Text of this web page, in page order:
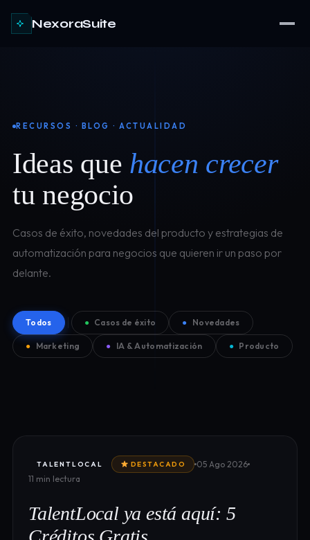
NexoraSuite
RECURSOS · BLOG · ACTUALIDAD
Ideas que hacen crecer
tu negocio
Casos de éxito, novedades del producto y estrategias de
automatización para negocios que quieren ir un paso por
delante.
Todos ● Casos de éxito ● Novedades
● Marketing ● IA & Automatización ● Producto
TALENTLOCAL DESTACADO
05 Ago 2026
11 min lectura
TalentLocal ya está aquí: 5